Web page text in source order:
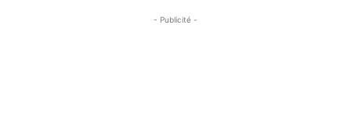
- Publicité -